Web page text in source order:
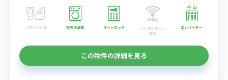
バストイレ別 室内洗濯機 オートロック
インターネット
無料
エレベーター
この物件の詳細を見る